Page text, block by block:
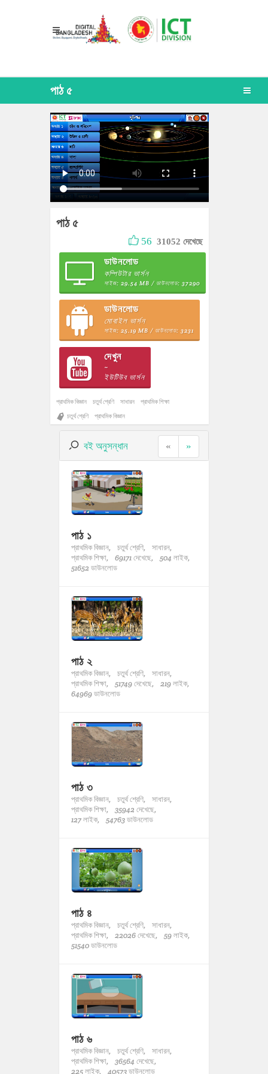
পাঠ ৫
পাঠ ৫
56 31052 দেখেছে
ডাউনলোড
কম্পিউটার ভার্সন
সাইজ: 29.54 MB / ডাউনলোড: 37290
ডাউনলোড
মোবাইল ভার্সন
সাইজ: 25.19 MB / ডাউনলোড: 3231
দেখুন
~
ইউটিউব ভার্সন
প্রাথমিক বিজ্ঞান চতুর্থ শ্রেণি সাধারন
প্রাথমিক শিক্ষা
চতুর্থ শ্রেণি
প্রাথমিক বিজ্ঞান
বই অনুসন্ধান « »
পাঠ ১
প্রাথমিক বিজ্ঞান, চতুর্থ শ্রেণি,
সাধারন,
প্রাথমিক শিক্ষা,
69171 দেখেছে,
504 লাইক,
51652 ডাউনলোড
পাঠ ২
প্রাথমিক বিজ্ঞান, চতুর্থ শ্রেণি,
সাধারন,
প্রাথমিক শিক্ষা,
51749 দেখেছে,
219 লাইক,
64969 ডাউনলোড
পাঠ ৩
প্রাথমিক বিজ্ঞান, চতুর্থ শ্রেণি,
সাধারন,
প্রাথমিক শিক্ষা,
35942 দেখেছে,
127 লাইক,
54763 ডাউনলোড
পাঠ ৪
প্রাথমিক বিজ্ঞান, চতুর্থ শ্রেণি,
সাধারন,
প্রাথমিক শিক্ষা,
22026 দেখেছে,
59 লাইক,
51540 ডাউনলোড
পাঠ ৬
প্রাথমিক বিজ্ঞান, চতুর্থ শ্রেণি,
সাধারন,
প্রাথমিক শিক্ষা,
36564 দেখেছে,
225 লাইক,
40573 ডাউনলোড